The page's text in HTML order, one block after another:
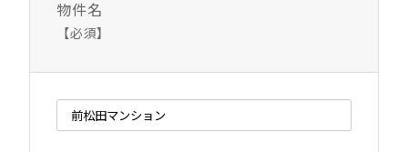
物件名
【必須】